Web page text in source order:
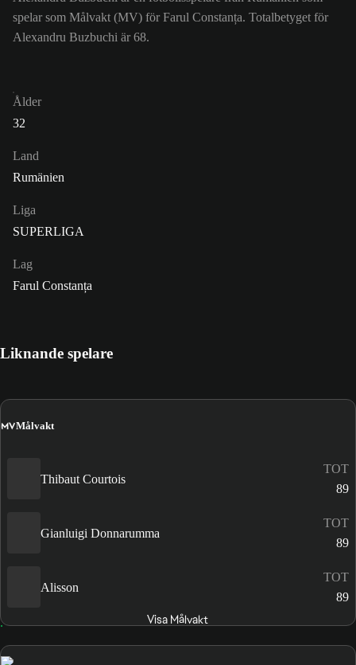
spelar som Målvakt (MV) för Farul Constanța. Totalbetyget för
Alexandru Buzbuchi är 68.
Ålder
32
Land
Rumänien
Liga
SUPERLIGA
Lag
Farul Constanța
Liknande spelare
MVMålvakt
Thibaut Courtois
TOT
89
Gianluigi Donnarumma
TOT
89
Alisson
TOT
89
Visa Målvakt